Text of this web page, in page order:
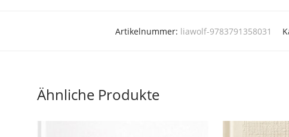
Artikelnummer: liawolf-9783791358031
Ähnliche Produkte